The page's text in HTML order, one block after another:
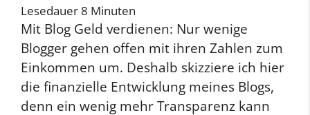
Lesedauer 8 Minuten
Mit Blog Geld verdienen: Nur wenige
Blogger gehen offen mit ihren Zahlen zum
Einkommen um. Deshalb skizziere ich hier
die finanzielle Entwicklung meines Blogs,
denn ein wenig mehr Transparenz kann